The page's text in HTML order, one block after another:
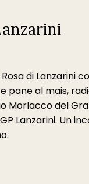
di Lanzarini
pane al mais,
Morlacco del
Lanzarini. Un